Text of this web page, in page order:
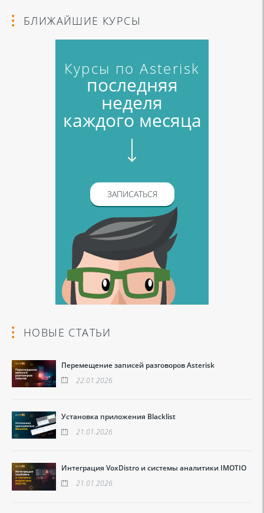
БЛИЖАЙШИЕ КУРСЫ
Курсы по Asterisk
последняя
неделя
каждого месяца
ЗАПИСАТЬСЯ
НОВЫЕ СТАТЬИ
Перемещение записей разговоров Asterisk
22.01.2026
Установка приложения Blacklist
21.01.2026
Интеграция VoxDistro и системы аналитики IMOTIO
21.01.2026